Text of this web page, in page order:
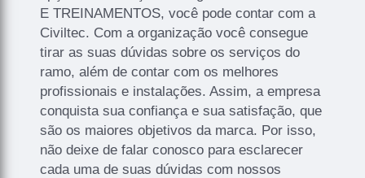
E TREINAMENTOS, você pode contar com a
Civiltec. Com a organização você consegue
tirar as suas dúvidas sobre os serviços do
ramo, além de contar com os melhores
profissionais e instalações. Assim, a empresa
conquista sua confiança e sua satisfação, que
são os maiores objetivos da marca. Por isso,
não deixe de falar conosco para esclarecer
cada uma de suas dúvidas com nossos